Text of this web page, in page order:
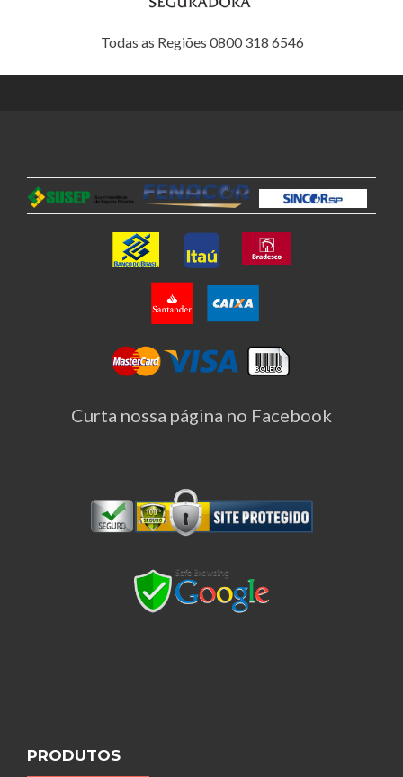
Todas as Regiões 0800 318 6546
Curta nossa página no Facebook
PRODUTOS